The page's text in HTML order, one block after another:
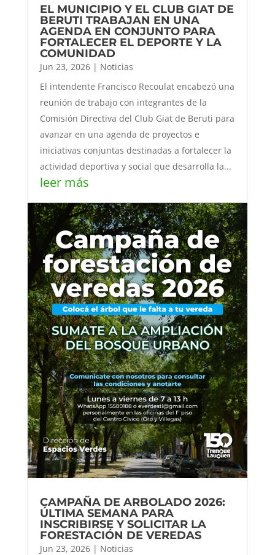
EL MUNICIPIO Y EL CLUB GIAT DE
BERUTI TRABAJAN EN UNA
AGENDA EN CONJUNTO PARA
FORTALECER EL DEPORTE Y LA
COMUNIDAD
Jun 23, 2026| Noticias
El intendente Francisco Recoulat encabezó una
reunión de trabajo con integrantes de la
Comisión Directiva del Club Giat de Beruti para
avanzar en una agenda de proyectos e
iniciativas conjuntas destinadas a fortalecer la
actividad deportiva y social que desarrolla la...
leer más
CAMPAÑA DE ARBOLADO 2026:
ÚLTIMA SEMANA PARA
INSCRIBIRSE Y SOLICITAR LA
FORESTACIÓN DE VEREDAS
Jun 23, 2026| Noticias